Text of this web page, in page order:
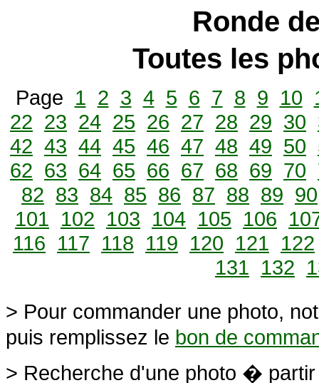
Ronde
Toutes les
Page 1 2 3 4 5 6 7 8 9 10
22 23 24 25 26 27 28 29 30
42 43 44 45 46 47 48 49 50
62 63 64 65 66 67 68 69 70
82 83 84 85 86 87 88 89 90
101 102 103 104 105 106
116 117 118 119 120 121 122
131 132
> Pour commander une photo,
puis remplissez le bon de
> Recherche d'une photo �